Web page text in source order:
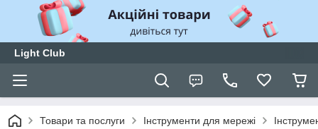
Light Club
Товари та послуги Інструменти для мережі